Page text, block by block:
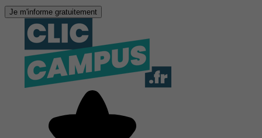
Je m'informe gratuitement